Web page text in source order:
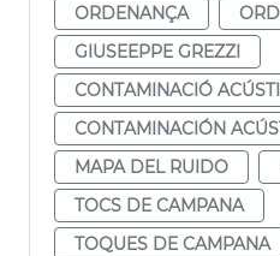
ORDENANÇA
GIUSEEPPE GREZZI
CONTAMINACIÓ
CONTAMINACIÓN
MAPA DEL RUIDO
TOCS DE CAMPANA
TOQUES DE CAMPANA